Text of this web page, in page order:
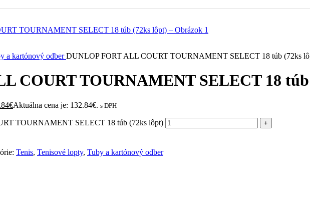
a kartónový odberDUNLOP FORT ALL COURT TOURNAMENT SELECT 18 túb (72ks
COURT TOURNAMENT SELECT 18
€Aktuálna cena je: 132.84€. s DPH
TOURNAMENT SELECT 18 túb (72ks lôpt)
Tenis, Tenisové lopty, Tuby a kartónový odber